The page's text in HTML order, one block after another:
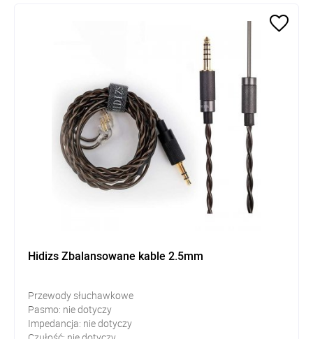
Hidizs Zbalansowane kable 2.5mm
Przewody słuchawkowe
Pasmo: nie dotyczy
Impedancja: nie dotyczy